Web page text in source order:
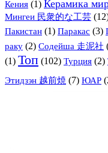
Кения (1) Керамика
Мингеи 民衆的な工芸
Пакистан (1) Паракас (3)
раку (2) Содейша 走泥社
(1) Топ (102) Турция (2)
Этидзэн 越前焼 (7) ЮАР